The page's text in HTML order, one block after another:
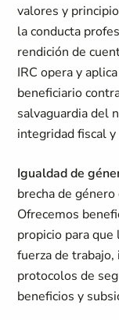
valores y
la conducta
rendición de
IRC opera y
beneficiario
salvaguardia del
integridad fiscal
Igualdad de
brecha de
Ofrecemos
propicio para
fuerza de
protocolos de
beneficios y